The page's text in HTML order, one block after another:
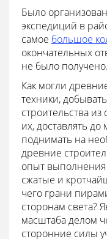
Было
экспедиций в
самое большое
окончательных
не было получено.
Как могли
техники,
строительства
их, доставлять до
поднимать на
древние
опыт выполнения
сжатые и
чего грани
сторонам света?
масштаба делом
сторонние силы